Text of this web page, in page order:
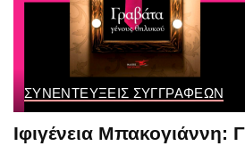
ΣΥΝΕΝΤΕΥΞΕΙΣ ΣΥΓΓΡΑΦΕΩΝ
Ιφιγένεια Μπακογιάννη: